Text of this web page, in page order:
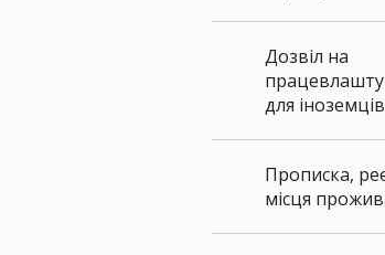
Дозвіл на
для іноземців
Прописка,
місця